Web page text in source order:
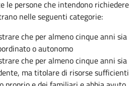
le persone che intendono richiedere
nelle seguenti categorie:
che per almeno cinque anni sia
o autonomo
che per almeno cinque anni sia
ma titolare di risorse sufficienti